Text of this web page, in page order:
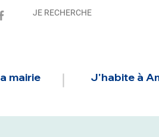
mairie J'habite à